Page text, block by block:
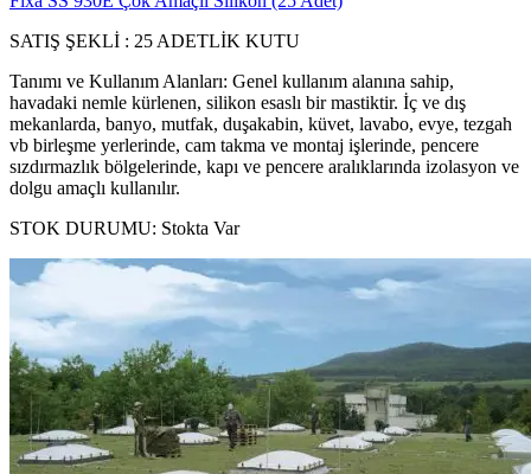
SATIŞ ŞEKLİ : 25 ADETLİK KUTU
Tanımı ve Kullanım Alanları: Genel kullanım alanına sahip,
havadaki nemle kürlenen, silikon esaslı bir mastiktir. İç ve dış
mekanlarda, banyo, mutfak, duşakabin, küvet, lavabo, evye, tezgah
vb birleşme yerlerinde, cam takma ve montaj işlerinde, pencere
sızdırmazlık bölgelerinde, kapı ve pencere aralıklarında izolasyon ve
dolgu amaçlı kullanılır.
STOK DURUMU: Stokta Var